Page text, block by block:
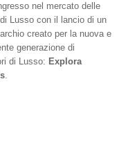
nel mercato delle
Lusso con il lancio di un
creato per la nuova e
generazione di
di Lusso: Explora
.